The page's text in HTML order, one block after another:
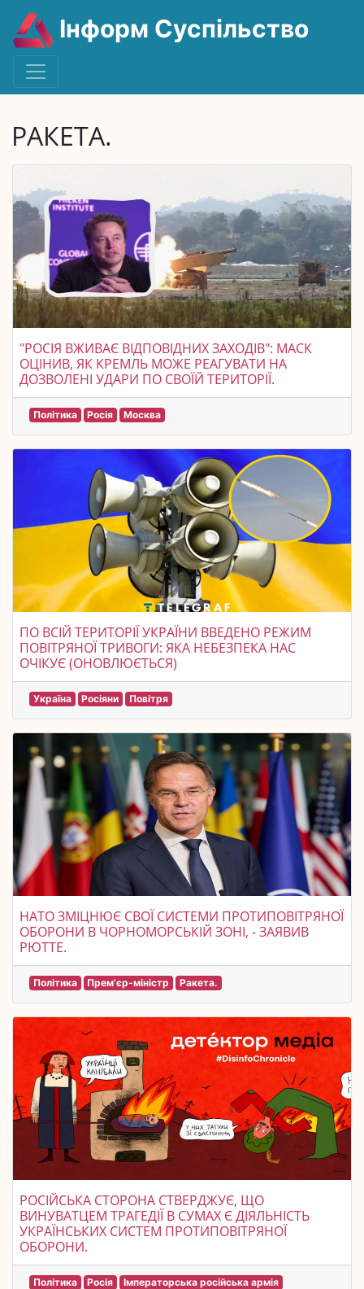
Інформ Суспільство
РАКЕТА.
"РОСІЯ ВЖИВАЄ ВІДПОВІДНИХ ЗАХОДІВ": МАСК
ОЦІНИВ, ЯК КРЕМЛЬ МОЖЕ РЕАГУВАТИ НА
ДОЗВОЛЕНІ УДАРИ ПО СВОЇЙ ТЕРИТОРІЇ.
Політика Росія Москва
ПО ВСІЙ ТЕРИТОРІЇ УКРАЇНИ ВВЕДЕНО РЕЖИМ
ПОВІТРЯНОЇ ТРИВОГИ: ЯКА НЕБЕЗПЕКА НАС
ОЧІКУЄ (ОНОВЛЮЄТЬСЯ)
Україна Росіяни Повітря
НАТО ЗМІЦНЮЄ СВОЇ СИСТЕМИ ПРОТИПОВІТРЯНОЇ
ОБОРОНИ В ЧОРНОМОРСЬКІЙ ЗОНІ, - ЗАЯВИВ
РЮТТЕ.
Політика Прем'єр-міністр Ракета.
РОСІЙСЬКА СТОРОНА СТВЕРДЖУЄ, ЩО
ВИНУВАТЦЕМ ТРАГЕДІЇ В СУМАХ Є ДІЯЛЬНІСТЬ
УКРАЇНСЬКИХ СИСТЕМ ПРОТИПОВІТРЯНОЇ
ОБОРОНИ.
Політика Росія Імператорська російська армія